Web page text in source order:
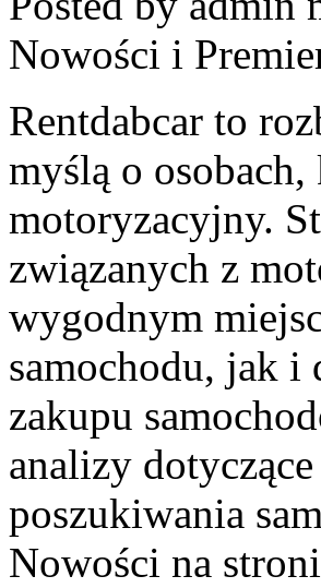
Nowości i
Rentdabcar to
myślą o
motoryzacyjny.
związanych z
wygodnym
samochodu, jak
zakupu
analizy
poszukiwania
Nowości na